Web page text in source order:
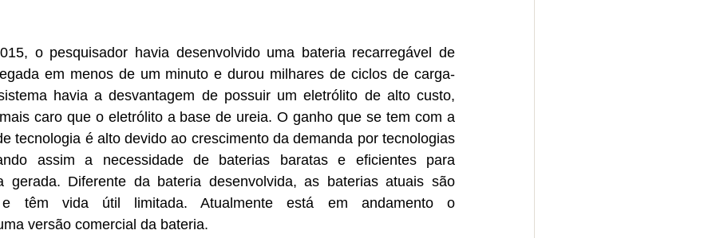
o pesquisador havia desenvolvido uma bateria recarregável de
em menos de um minuto e durou milhares de ciclos de carga-
havia a desvantagem de possuir um eletrólito de alto custo,
caro que o eletrólito a base de ureia. O ganho que se tem com a
tecnologia é alto devido ao crescimento da demanda por tecnologias
assim a necessidade de baterias baratas e eficientes para
gerada. Diferente da bateria desenvolvida, as baterias atuais são
e têm vida útil limitada. Atualmente está em andamento o
versão comercial da bateria.